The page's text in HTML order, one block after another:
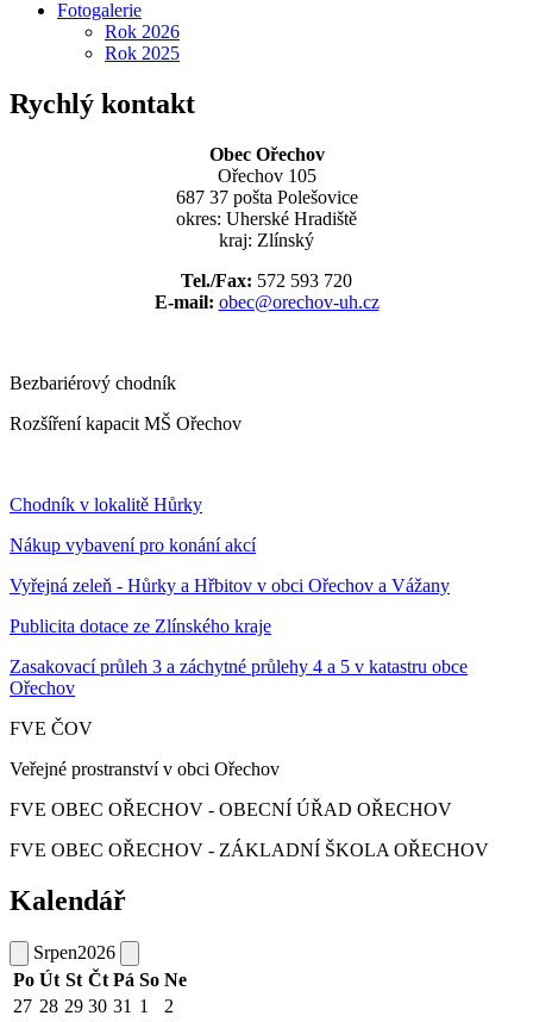
Fotogalerie
Rok 2026
Rok 2025
Rychlý kontakt
Obec Ořechov
Ořechov 105
687 37 pošta Polešovice
okres: Uherské Hradiště
kraj: Zlínský
Tel./Fax: 572 593 720
E-mail: obec@orechov-uh.cz
Bezbariérový chodník
Rozšíření kapacit MŠ Ořechov
Chodník v lokalitě Hůrky
Nákup vybavení pro konání akcí
Vyřejná zeleň - Hůrky a Hřbitov v obci Ořechov a Vážany
Publicita dotace ze Zlínského kraje
Zasakovací průleh 3 a záchytné průlehy 4 a 5 v katastru obce
Ořechov
FVE ČOV
Veřejné prostranství v obci Ořechov
FVE OBEC OŘECHOV - OBECNÍ ÚŘAD OŘECHOV
FVE OBEC OŘECHOV - ZÁKLADNÍ ŠKOLA OŘECHOV
Kalendář
Srpen2026
Po Út St Čt Pá So Ne
27 28 29 30 31 1
2